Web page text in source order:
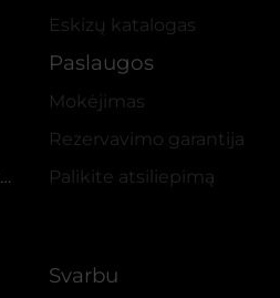
Eskizų katalogas
Permanentinis makiažas
Paslaugos
Mokėjimas
Rezervavimo garantija
Palikite atsiliepimą
Svarbu